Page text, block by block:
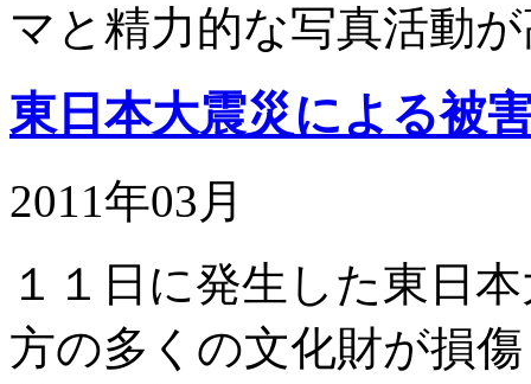
マと精力的な写真活動
東日本大震災による被
2011年03月
１１日に発生した東日
方の多くの文化財が損